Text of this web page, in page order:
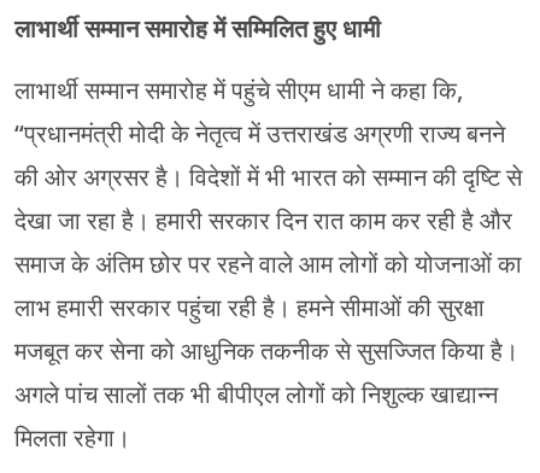
लाभार्थी सम्मान समारोह में सम्मिलित हुए धामी
लाभार्थी सम्मान समारोह में पहुंचे सीएम धामी ने कहा कि,
“प्रधानमंत्री मोदी के नेतृत्व में उत्तराखंड अग्रणी राज्य बनने
की ओर अग्रसर है। विदेशों में भी भारत को सम्मान की दृष्टि से
देखा जा रहा है। हमारी सरकार दिन रात काम कर रही है और
समाज के अंतिम छोर पर रहने वाले आम लोगों को योजनाओं का
लाभ हमारी सरकार पहुंचा रही है। हमने सीमाओं की सुरक्षा
मजबूत कर सेना को आधुनिक तकनीक से सुसज्जित किया है।
अगले पांच सालों तक भी बीपीएल लोगों को निशुल्क खाद्यान्न
मिलता रहेगा।